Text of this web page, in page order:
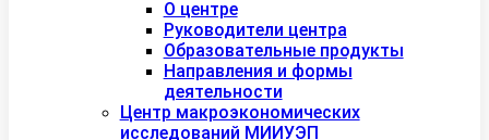
О центре
Руководители центра
Образовательные продукты
Направления и формы
деятельности
Центр макроэкономических
исследований МИИУЭП